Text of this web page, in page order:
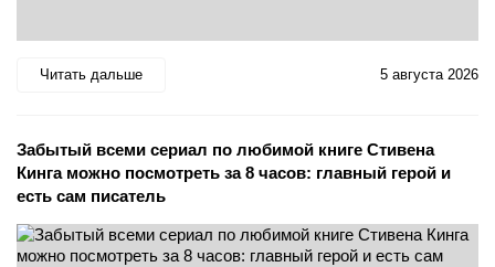
Читать дальше 5 августа 2026
Забытый всеми сериал по любимой книге Стивена
Кинга можно посмотреть за 8 часов: главный герой и
есть сам писатель